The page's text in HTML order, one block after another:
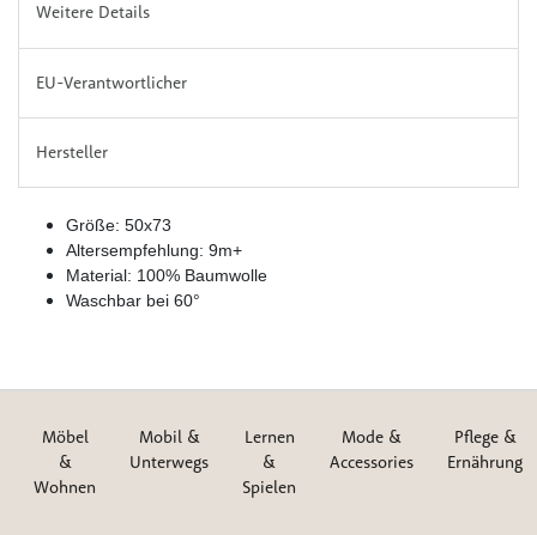
Weitere Details
EU-Verantwortlicher
Hersteller
Größe: 50x73
Altersempfehlung: 9m+
Material: 100% Baumwolle
Waschbar bei 60°
Möbel
&
Wohnen
Mobil &
Unterwegs
Lernen
&
Spielen
Mode &
Accessories
Pflege &
Ernährung